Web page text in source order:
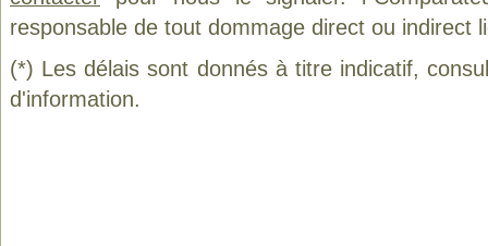
responsable de tout dommage direct ou indirect
(*) Les délais sont donnés à titre indicatif,
d'information.